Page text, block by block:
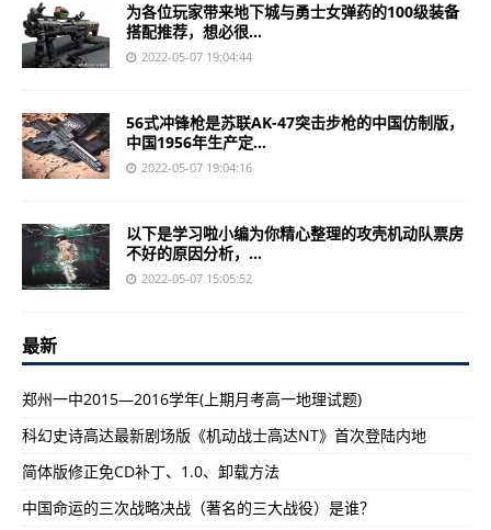
为各位玩家带来地下城与勇士女弹药的100级装备
搭配推荐，想必很...
2022-05-07 19:04:44
56式冲锋枪是苏联AK-47突击步枪的中国仿制版，
中国1956年生产定...
2022-05-07 19:04:16
以下是学习啦小编为你精心整理的攻壳机动队票房
不好的原因分析，...
2022-05-07 15:05:52
最新
郑州一中2015—2016学年(上期月考高一地理试题)
科幻史诗高达最新剧场版《机动战士高达NT》首次登陆内地
简体版修正免CD补丁、1.0、卸载方法
中国命运的三次战略决战（著名的三大战役）是谁？